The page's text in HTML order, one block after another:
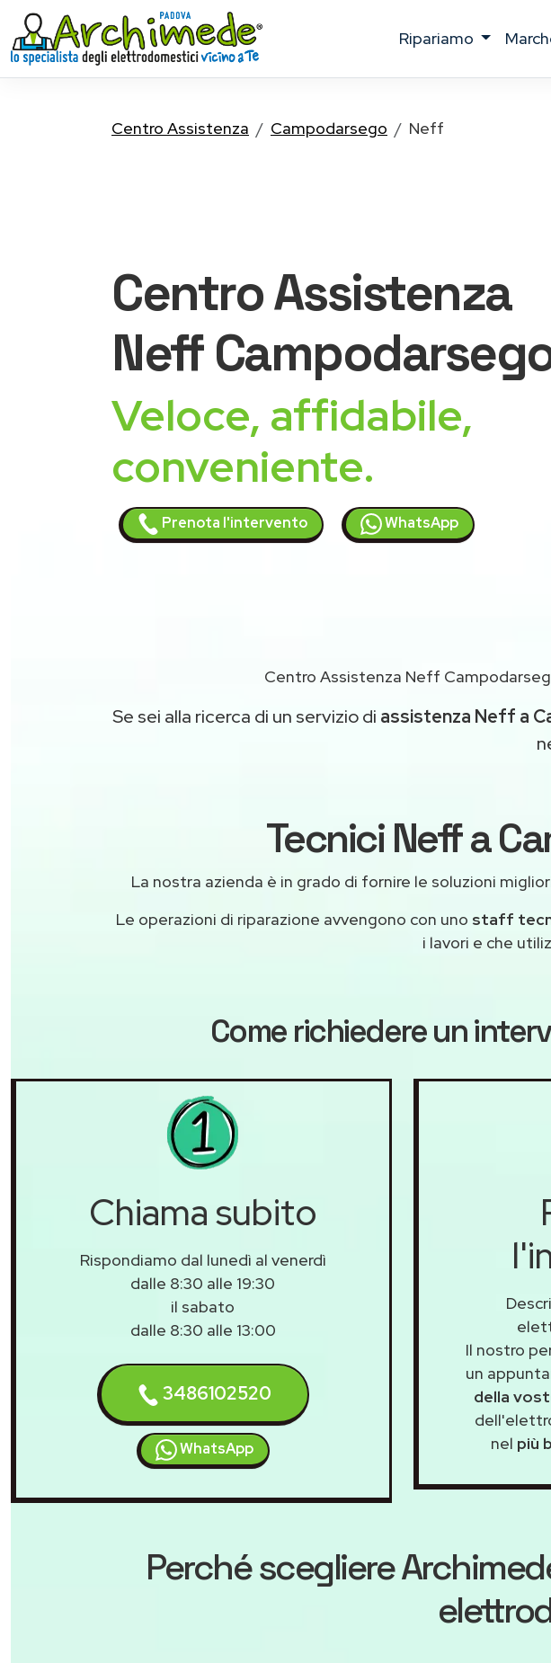
ripariamo
Centro Assistenza Campodarsego Neff
Centro Assistenza
Neff
Veloce, affidabile,
conveniente.
Prenota l'intervento WhatsApp
Centro Assistenza Neff
Se sei alla ricerca di un servizio di assistenza Neff a
Tecnici Neff a
La nostra azienda è in grado di fornire le soluzioni
Le operazioni di riparazione avvengono con uno staff
i lavori e che
Come richiedere un
Chiama subito
Rispondiamo dal lunedì al venerdì
dalle 8:30 alle 19:30
il sabato
dalle 8:30 alle 13:00
3486102520
WhatsApp
Il nostro
un
della
nel più
Perché scegliere